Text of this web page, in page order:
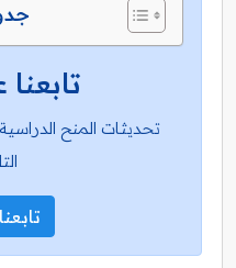
تابعنا
تحديثات المنح